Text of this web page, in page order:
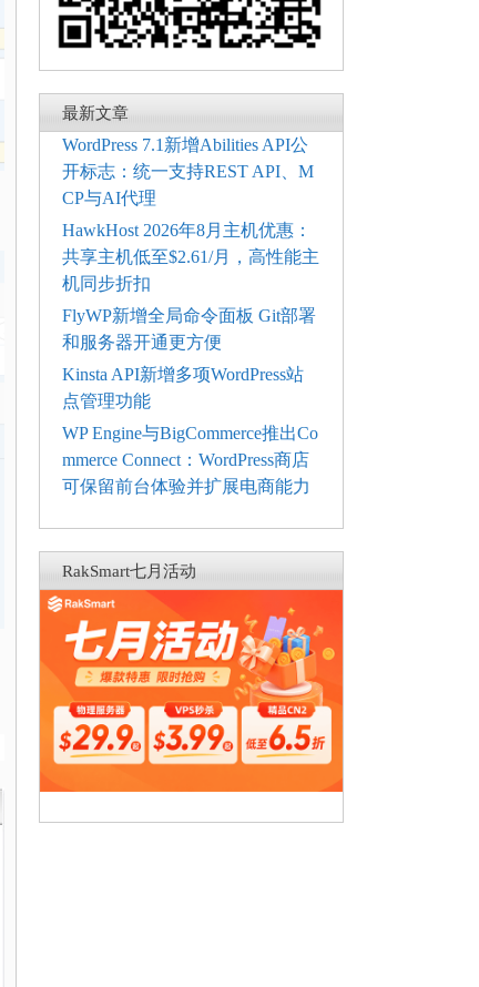
最新文章
WordPress 7.1新增Abilities API公
开标志：统一支持REST API、M
CP与AI代理
HawkHost 2026年8月主机优惠：
共享主机低至$2.61/月，高性能主
机同步折扣
FlyWP新增全局命令面板 Git部署
和服务器开通更方便
Kinsta API新增多项WordPress站
点管理功能
WP Engine与BigCommerce推出Co
mmerce Connect：WordPress商店
可保留前台体验并扩展电商能力
RakSmart七月活动